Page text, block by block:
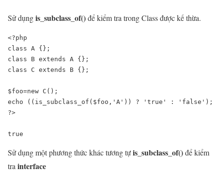
Sử dụngis_subclass_of()để kiểm tra trong Class được kế thừa.
class A {};
class B extends A {};
class C extends B {};
$foo=new C ();
echo (( is_subclass_of ( $foo , 'A' )) ? 'true' : 'false'
true
Sử dụng một phương thức khác tương tựis_subclass_of()để kiểm
tra interface